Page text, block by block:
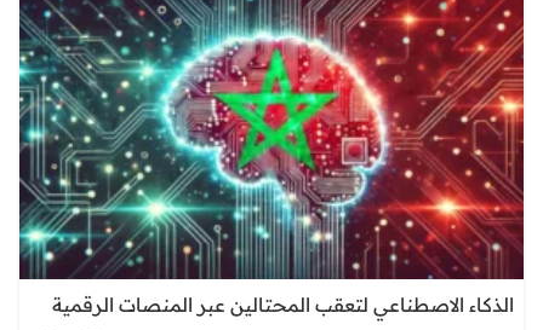
الذكاء الاصطناعي لتعقب المحتالين عبر المنصات الرقمية